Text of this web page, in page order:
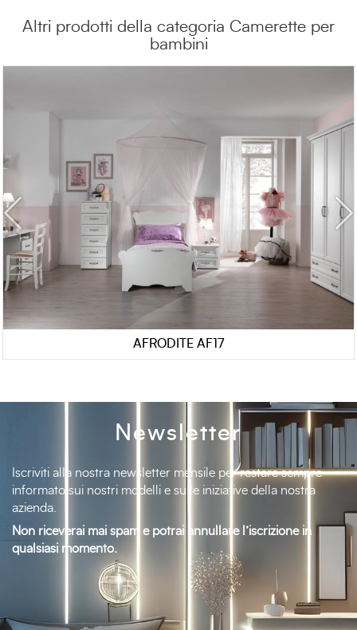
Altri prodotti della categoria Camerette per
bambini
AFRODITE AF17
Newsletter
Iscriviti alla nostra newsletter mensile per restare sempre
informato sui nostri modelli e sulle iniziative della nostra
azienda.
Non riceverai mai spam e potrai annullare l’iscrizione in
qualsiasi momento.